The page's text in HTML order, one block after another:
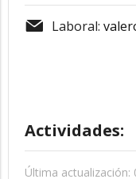
Laboral:
Actividades:
Última actualización: